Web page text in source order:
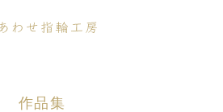
作品集